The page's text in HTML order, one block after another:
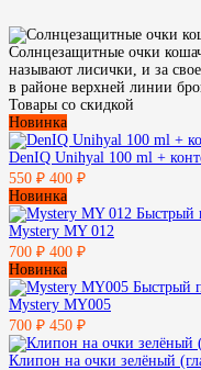
Солнцезащитные очки
называют лисички, и за
в районе верхней линии
Товары со скидкой
Новинка
DenIQ Unihyal 100 ml +
550 ₽ 400 ₽
Новинка
Быстрый
Mystery MY 012
700 ₽ 400 ₽
Новинка
Быстрый
Mystery MY005
700 ₽ 450 ₽
Клипон на очки зелёный